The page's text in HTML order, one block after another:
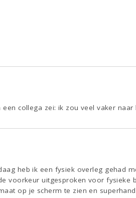
collega zei: ik zou veel vaker
heb ik een fysiek overleg gehad
voorkeur uitgesproken voor fysieke
op je scherm te zien en